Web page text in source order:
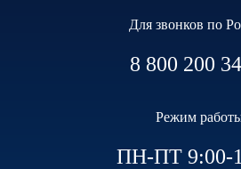
Для звонков по
8 800 200
Режим
ПН-ПТ 9:00-